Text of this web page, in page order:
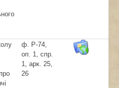
ф. Р-74,
оп. 1, спр.
1, арк. 25,
26